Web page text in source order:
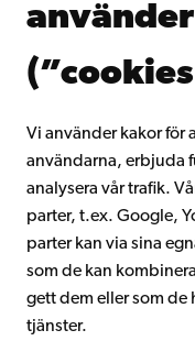
Vi använder kakor för
användarna, erbjuda
analysera vår trafik.
parter, t.ex. Google,
parter kan via sina
som de kan
gett dem eller som de
tjänster.
Gå med i Åbo
Intranätet
Facebook